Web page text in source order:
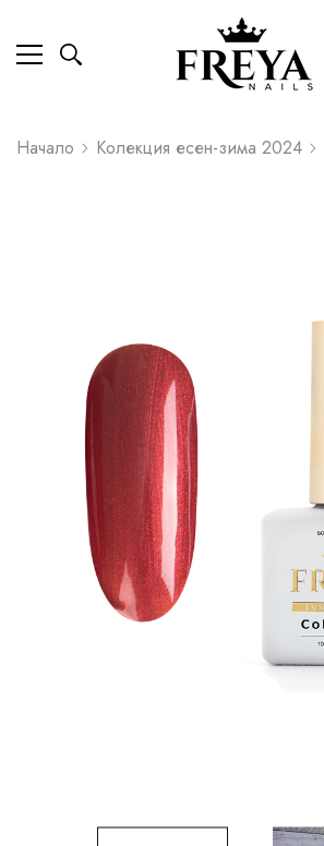
Начало Колекция есен-зима 2024